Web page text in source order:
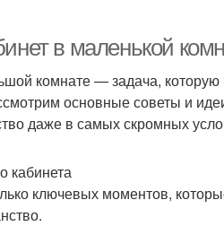
в маленькой
комнате — задача,
основные советы и
даже в самых скромных
кабинета
ключевых моментов,